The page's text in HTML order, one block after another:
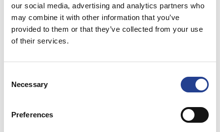
our social media, advertising and analytics partners who
may combine it with other information that you’ve
provided to them or that they’ve collected from your use
of their services.
Selection
Necessary
Preferences